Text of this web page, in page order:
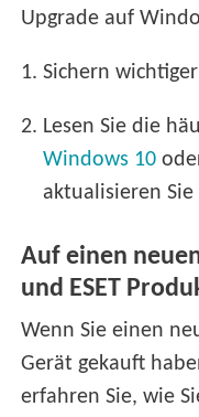
Upgrade auf
1. Sichern
2. Lesen Sie die
Windows 10
aktualisieren
Auf einen
und ESET
Wenn Sie einen
Gerät gekauft
erfahren Sie, wie